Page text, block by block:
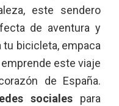
este sendero
de aventura y
tu bicicleta, empaca
este viaje
de España.
sociales para